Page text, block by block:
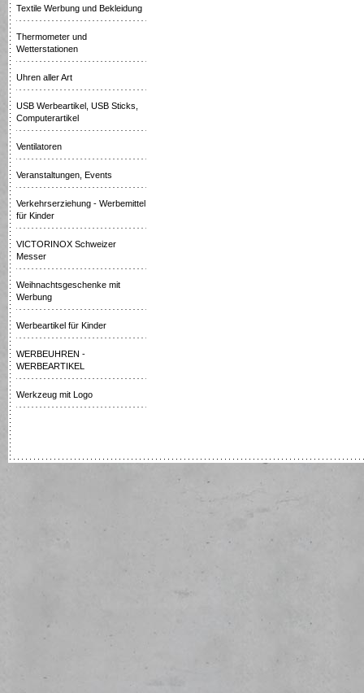
Textile Werbung und Bekleidung
Thermometer und
Wetterstationen
Uhren aller Art
USB Werbeartikel, USB Sticks,
Computerartikel
Ventilatoren
Veranstaltungen, Events
Verkehrserziehung - Werbemittel
für Kinder
VICTORINOX Schweizer
Messer
Weihnachtsgeschenke mit
Werbung
Werbeartikel für Kinder
WERBEUHREN -
WERBEARTIKEL
Werkzeug mit Logo